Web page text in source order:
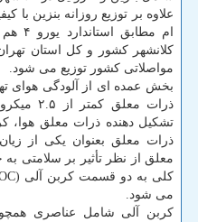
مواصلاتی كشور توزیع می شود.
بخش عمده ای از آلودگی هوای
ذرات
تشكیل دهنده ذرات معلق هوا،
ذرات معلق بعنوان یكی از
معلق از نظر تأثیر بر
می شود.